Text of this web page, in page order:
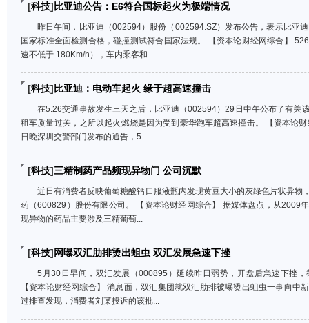
[科技] 比亚迪公告：E6符合国标起火为极端情况
昨日午间，比亚迪（002594）股份（002594.SZ）发布公告，表示比亚
国家标准全面检测合格，碰撞测试符合国家法规。 【资本论财经网综合】
速不低于 180Km/h），车内乘客和...
[科技] 比亚迪：电动车起火 缘于超高速撞击
在5.26交通事故发生三天之后，比亚迪（002594）29日中午公布了有关
租车质量过关，之所以起火燃烧是因为受到豪华跑车超高速撞击。 【资本论
日晚深圳交警部门发布的通告，5...
[科技]三精制药产品频现异物门 公司沉默
近日有消费者反映葡萄糖酸钙口服液瓶内发现黄豆大小的灰绿色片状异物
药（600829）股份有限公司。 【资本论财经网综合】 据媒体盘点，从2009
现异物的药品主要涉及三精葡萄...
[科技]网曝双汇肋排烫出蛆虫 双汇发展急速下挫
5月30日早间，双汇发展（000895）延续昨日弱势，开盘后急速下挫
【资本论财经网综合】 消息面，双汇集团就双汇肋排被曝烫出蛆虫一事向中
过排查发现，消费者刘某投诉的该批...